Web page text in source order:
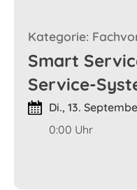
Kategorie:
Smart
Service-
Di., 13.
0:00 Uhr